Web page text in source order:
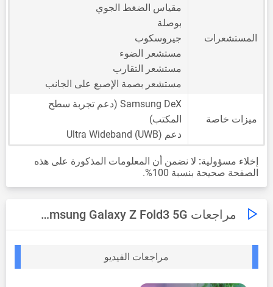
المستشعرات
مقياس الضغط الجوي
بوصلة
جيروسكوب
مستشعر الضوء
مستشعر التقارب
مستشعر بصمة الإصبع على الجانب
ميزات خاصة
Samsung DeX (دعم تجربة سطح
المكتب)
دعم Ultra Wideband (UWB)
إخلاء مسؤولية: لا نضمن أن المعلومات المذكورة على هذه
الصفحة صحيحة بنسبة 100%.
مراجعات Samsung Galaxy Z Fold3 5G
مراجعات الفيديو